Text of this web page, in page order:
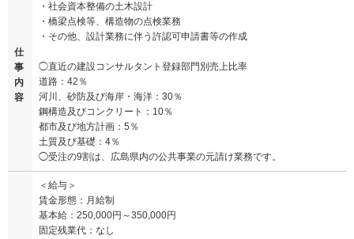
仕
事
内
容
・社会資本整備の土木設計
・橋梁点検等、構造物の点検業務
・その他、設計業務に伴う許認可申請書等の作成
◯直近の建設コンサルタント登録部門別売上比率
道路：42％
河川、砂防及び海岸・海洋：30％
鋼構造及びコンクリート：10％
都市及び地方計画：5％
土質及び基礎：4％
◯受注の9割は、広島県内の公共事業の元請け業務です。
＜給与＞
賃金形態：月給制
基本給：250,000円～350,000円
固定残業代：なし